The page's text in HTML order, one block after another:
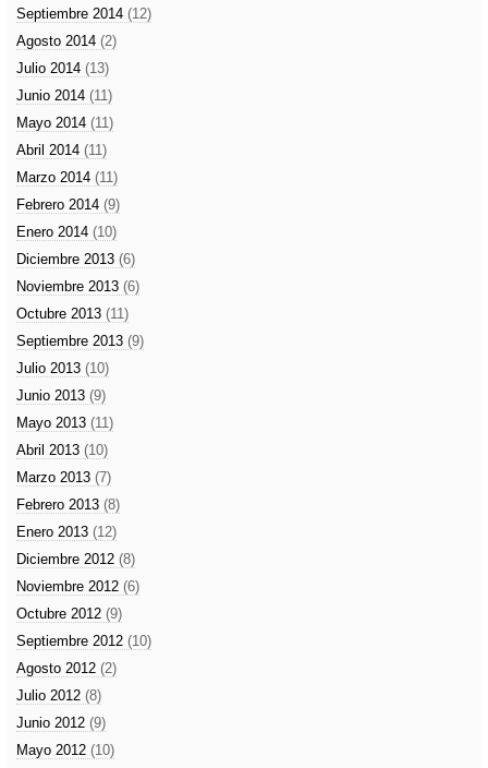
Septiembre 2014 (12)
Agosto 2014 (2)
Julio 2014 (13)
Junio 2014 (11)
Mayo 2014 (11)
Abril 2014 (11)
Marzo 2014 (11)
Febrero 2014 (9)
Enero 2014 (10)
Diciembre 2013 (6)
Noviembre 2013 (6)
Octubre 2013 (11)
Septiembre 2013 (9)
Julio 2013 (10)
Junio 2013 (9)
Mayo 2013 (11)
Abril 2013 (10)
Marzo 2013 (7)
Febrero 2013 (8)
Enero 2013 (12)
Diciembre 2012 (8)
Noviembre 2012 (6)
Octubre 2012 (9)
Septiembre 2012 (10)
Agosto 2012 (2)
Julio 2012 (8)
Junio 2012 (9)
Mayo 2012 (10)